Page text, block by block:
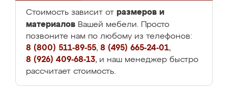
Стоимость зависит от размеров и
материалов Вашей мебели. Просто
позвоните нам по любому из телефонов:
8 (800) 511-89-55, 8 (495) 665-24-01,
8 (926) 409-68-13, и наш менеджер быстро
рассчитает стоимость.